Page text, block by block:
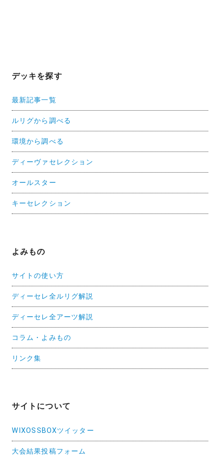
デッキを探す
最新記事一覧
ルリグから調べる
環境から調べる
ディーヴァセレクション
オールスター
キーセレクション
よみもの
サイトの使い方
ディーセレ全ルリグ解説
ディーセレ全アーツ解説
コラム・よみもの
リンク集
サイトについて
WIXOSSBOXツイッター
大会結果投稿フォーム